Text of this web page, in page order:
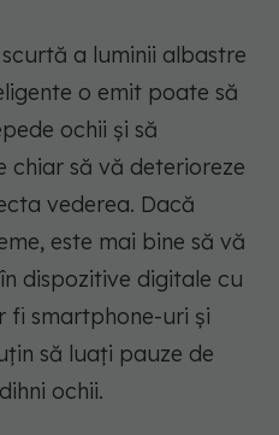
a luminii albastre
o emit poate să
ochii și să
chiar să vă deterioreze
vederea. Dacă
este mai bine să vă
dispozitive digitale cu
fi smartphone-uri și
să luați pauze de
ochii.